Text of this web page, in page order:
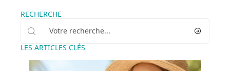
RECHERCHE
LES ARTICLES CLÉS